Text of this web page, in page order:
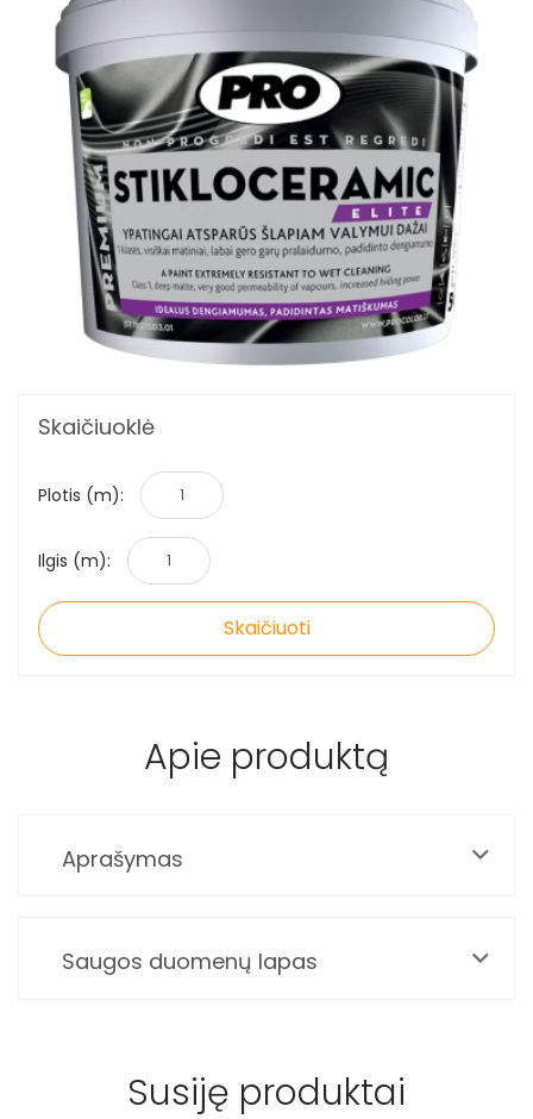
Skaičiuoklė
Plotis (m):
Ilgis (m):
Skaičiuoti
Apie produktą
Aprašymas
Saugos duomenų lapas
Susiję produktai